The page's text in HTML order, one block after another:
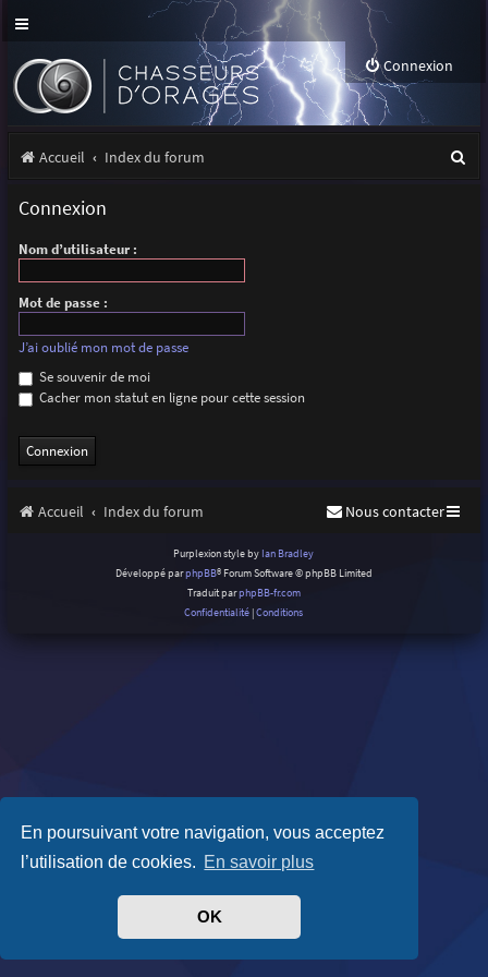
En poursuivant votre navigation, vous acceptez
l’utilisation de cookies. En savoir plus
OK
Connexion
Accueil Index du forum
Connexion
Nom d’utilisateur :
Mot de passe :
J’ai oublié mon mot de passe
Se souvenir de moi
Cacher mon statut en ligne pour cette session
Accueil Index du forum Nous contacter
Purplexion style by Ian Bradley
Développé parphpBB® Forum Software © phpBB Limited
Traduit parphpBB-fr.com
Confidentialité |Conditions